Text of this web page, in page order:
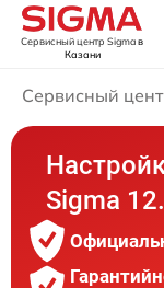
Сервисный центр Sigmaв
Казани
Сервисный
Sigma